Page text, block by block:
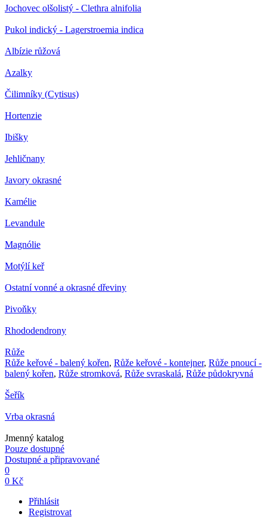
Jochovec olšolistý - Clethra alnifolia
Pukol indický - Lagerstroemia indica
Albízie růžová
Azalky
Čilimníky (Cytisus)
Hortenzie
Ibišky
Jehličnany
Javory okrasné
Kamélie
Levandule
Magnólie
Motýlí keř
Ostatní vonné a okrasné dřeviny
Pivoňky
Rhododendrony
Růže
Růže keřové - balený kořen, Růže keřové - kontejner, Růže pnoucí -
balený kořen, Růže stromková, Růže svraskalá, Růže půdokryvná
Šeřík
Vrba okrasná
Jmenný katalog
Pouze dostupné
Dostupné a připravované
0
0 Kč
Přihlásit
Registrovat